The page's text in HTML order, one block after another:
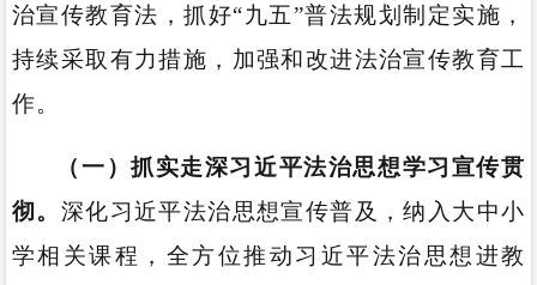
治宣传教育法，抓好“九五”普法规划制定实施，
持续采取有力措施，加强和改进法治宣传教育工
作。
（一）抓实走深习近平法治思想学习宣传贯
彻。 深化习近平法治思想宣传普及，纳入大中小
学相关课程，全方位推动习近平法治思想进教